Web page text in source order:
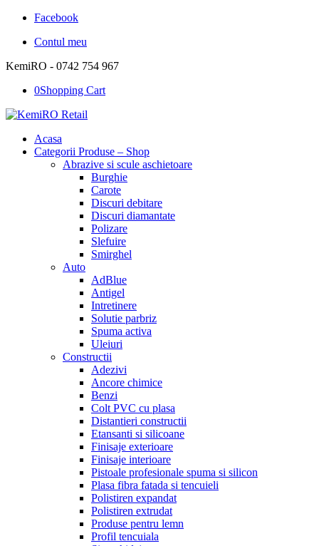
Facebook
Contul meu
KemiRO - 0742 754 967
0Shopping Cart
Acasa
Categorii Produse – Shop
Abrazive si scule aschietoare
Burghie
Carote
Discuri debitare
Discuri diamantate
Polizare
Slefuire
Smirghel
Auto
AdBlue
Antigel
Intretinere
Solutie parbriz
Spuma activa
Uleiuri
Constructii
Adezivi
Ancore chimice
Benzi
Colt PVC cu plasa
Distantieri constructii
Etansanti si silicoane
Finisaje exterioare
Finisaje interioare
Pistoale profesionale spuma si silicon
Plasa fibra fatada si tencuieli
Polistiren expandat
Polistiren extrudat
Produse pentru lemn
Profil tencuiala